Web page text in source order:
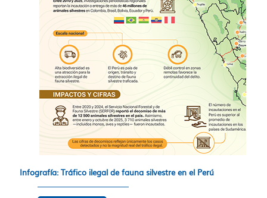
Infografía: Tráfico ilegal de fauna silvestre en el Perú